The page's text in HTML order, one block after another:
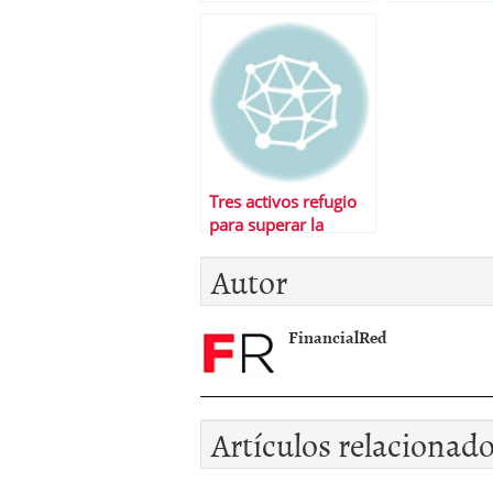
Tres activos refugio
para superar la
Autor
FinancialRed
Artículos